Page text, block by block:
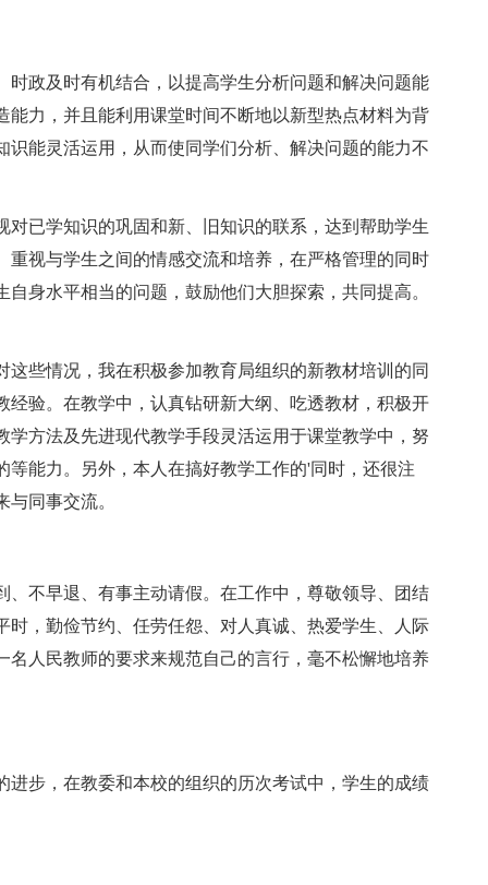
及时有机结合，以提高学生分析问题和解决问题能
力，并且能利用课堂时间不断地以新型热点材料为背
能灵活运用，从而使同学们分析、解决问题的能力不
学知识的巩固和新、旧知识的联系，达到帮助学生
视与学生之间的情感交流和培养，在严格管理的同时
身水平相当的问题，鼓励他们大胆探索，共同提高。
情况，我在积极参加教育局组织的新教材培训的同
验。在教学中，认真钻研新大纲、吃透教材，积极开
方法及先进现代教学手段灵活运用于课堂教学中，努
能力。另外，本人在搞好教学工作的'同时，还很注
同事交流。
早退、有事主动请假。在工作中，尊敬领导、团结
，勤俭节约、任劳任怨、对人真诚、热爱学生、人际
人民教师的要求来规范自己的言行，毫不松懈地培养
，在教委和本校的组织的历次考试中，学生的成绩